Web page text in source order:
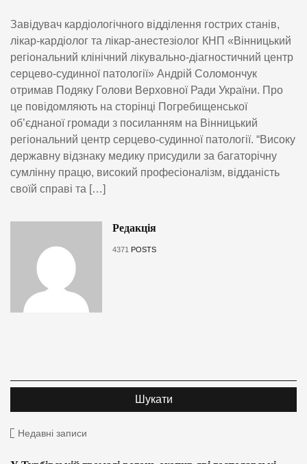
Завідувач кардіологічного відділення гострих станів,
лікар-кардіолог та лікар-анестезіолог КНП «Вінницький
регіональний клінічний лікувально-діагностичний центр
серцево-судинної патології» Андрій Соломончук
отримав Подяку Голови Верховної Ради України. Про
це повідомляють на сторінці Погребищенської
об’єднаної громади з посиланням на Вінницький
регіональний центр серцево-судинної патології. “Високу
державну відзнаку медику присудили за багаторічну
сумлінну працю, високий професіоналізм, відданість
своїй справі та […]
Редакція
4371 POSTS
Недавні записи